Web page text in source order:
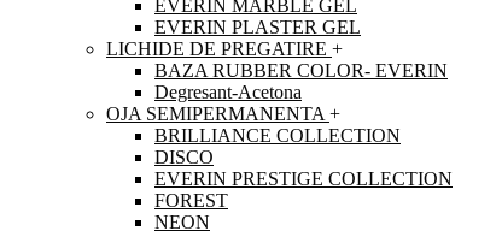
EVERIN MARBLE GEL
EVERIN PLASTER GEL
LICHIDE DE PREGATIRE +
BAZA RUBBER COLOR- EVERIN
Degresant-Acetona
OJA SEMIPERMANENTA +
BRILLIANCE COLLECTION
DISCO
EVERIN PRESTIGE COLLECTION
FOREST
NEON